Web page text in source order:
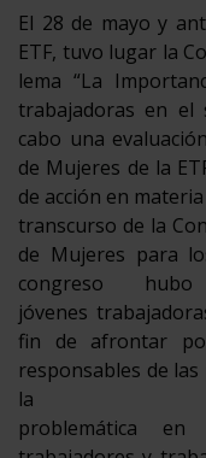
El 28 de mayo y
ETF, tuvo lugar la
lema “La
trabajadoras en el
cabo una
de Mujeres de la
de acción en
transcurso de la
de Mujeres para
congreso
jóvenes
fin de afrontar
responsables de
la
problemática